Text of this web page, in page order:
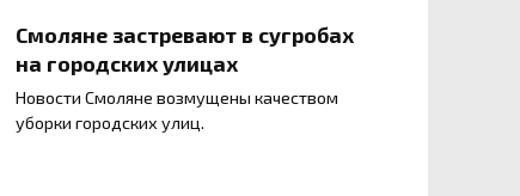
Смоляне застревают в сугробах
на городских улицах
Новости Смоляне возмущены качеством
уборки городских улиц.